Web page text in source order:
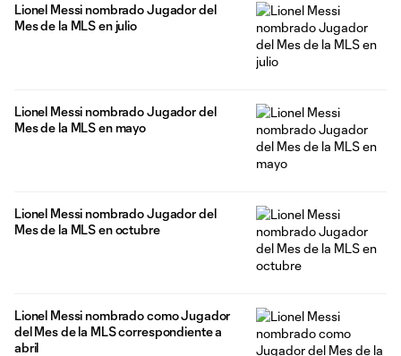
contribuciones de gol en un
Lionel Messi nombrado Jugador del
Mes de la MLS en julio
Lionel Messi nombrado Jugador del
Mes de la MLS en mayo
Lionel Messi nombrado Jugador del
Mes de la MLS en octubre
Lionel Messi nombrado como Jugador
del Mes de la MLS correspondiente a
abril